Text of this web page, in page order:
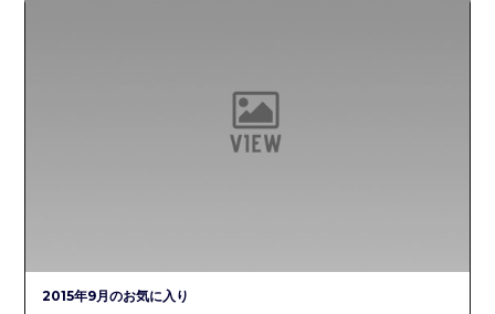
2015年9月のお気に入り